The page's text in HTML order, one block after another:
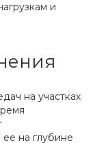
и
на участках
на глубине